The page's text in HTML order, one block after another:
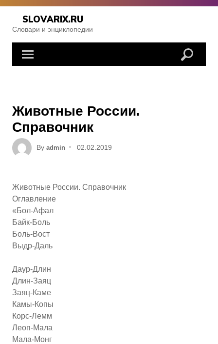
Skip
content
SLOVARIX.RU
Словари и энциклопедии
Животные России.
Справочник
By admin
Posted
02.02.2019
Животные России. Справочник
Оглавление
«Бол-Афал
Байк-Боль
Боль-Вост
Выдр-Даль
Даур-Длин
Длин-Заяц
Заяц-Каме
Камы-Копы
Корс-Лемм
Леоп-Мала
Мала-Монг